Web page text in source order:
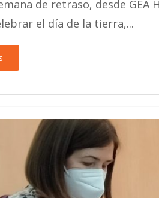
de retraso, desde GEA
el día de la tierra,...